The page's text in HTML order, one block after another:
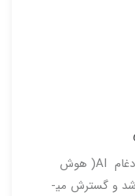
پتانسیل BIM با کمک هوش مصنوعی ادغام AI( هوش
مصنوعی) با صنایع ساخت­و­ساز در حال رشد و گسترش می­